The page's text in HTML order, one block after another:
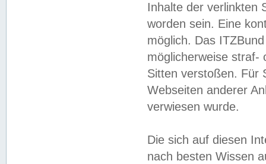
Inhalte der verlinkten
worden sein. Eine
möglich. Das
möglicherweise straf-
Sitten verstoßen. Für
Webseiten anderer
verwiesen wurde.
Die sich auf diesen
nach besten Wissen